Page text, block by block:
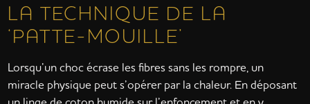
LA TECHNIQUE DE LA
‘PATTE-MOUILLE’
Lorsqu’un choc écrase les fibres sans les rompre, un
miracle physique peut s’opérer par la chaleur. En déposant